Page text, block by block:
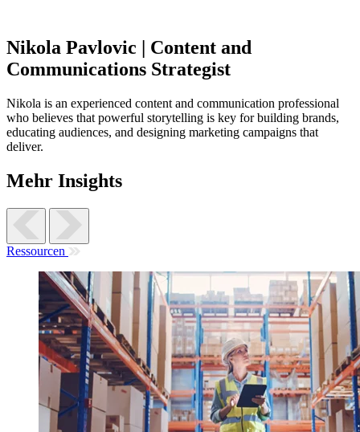
Nikola Pavlovic | Content and
Communications Strategist
Nikola is an experienced content and communication professional
who believes that powerful storytelling is key for building brands,
educating audiences, and designing marketing campaigns that
deliver.
Mehr Insights
Ressourcen